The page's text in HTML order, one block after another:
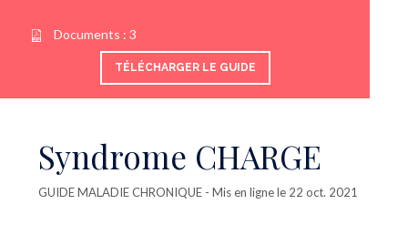
Documents : 3
TÉLÉCHARGER LE GUIDE
Syndrome CHARGE
GUIDE MALADIE CHRONIQUE - Mis en ligne le 22 oct. 2021